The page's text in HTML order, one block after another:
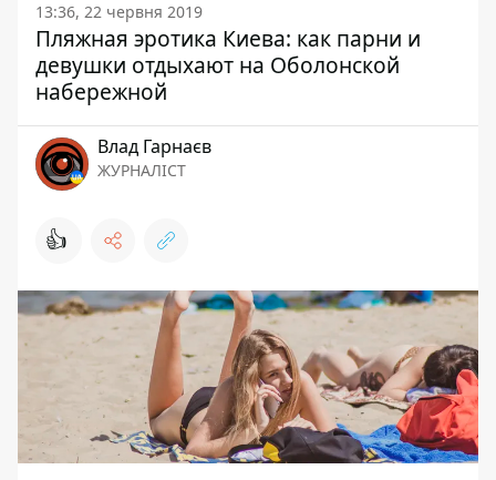
13:36, 22 червня 2019
Пляжная эротика Киева: как парни и
девушки отдыхают на Оболонской
набережной
Влад Гарнаєв
ЖУРНАЛІСТ
👍